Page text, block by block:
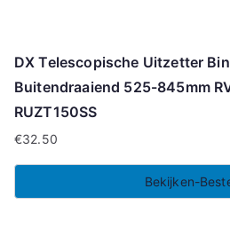
DX Telescopische Uitzetter
Buitendraaiend 525-845mm
RUZT150SS
€32.50
Bekijken-